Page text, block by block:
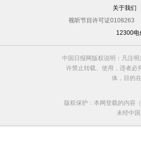
关于我们
视听节目许可证0108263
12300电
中国日报网版权说明：凡注
许禁止转载、使用，违者必
体，目的
版权保护：本网登载的内容
未经中